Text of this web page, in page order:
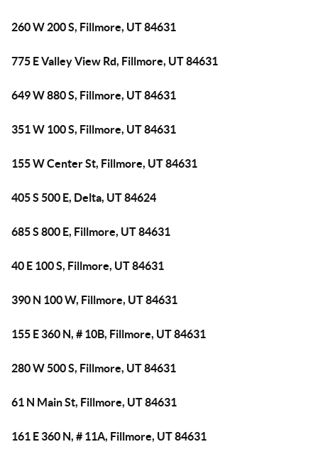
260 W 200 S, Fillmore, UT 84631
775 E Valley View Rd, Fillmore, UT 84631
649 W 880 S, Fillmore, UT 84631
351 W 100 S, Fillmore, UT 84631
155 W Center St, Fillmore, UT 84631
405 S 500 E, Delta, UT 84624
685 S 800 E, Fillmore, UT 84631
40 E 100 S, Fillmore, UT 84631
390 N 100 W, Fillmore, UT 84631
155 E 360 N, # 10B, Fillmore, UT 84631
280 W 500 S, Fillmore, UT 84631
61 N Main St, Fillmore, UT 84631
161 E 360 N, # 11A, Fillmore, UT 84631